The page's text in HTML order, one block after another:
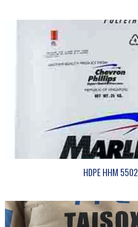
HDPE HHM 5502